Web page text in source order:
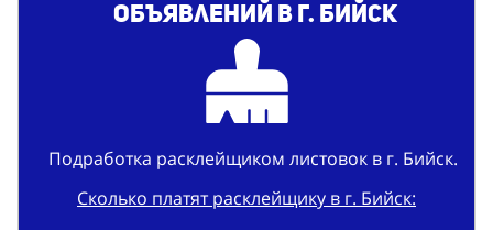
объявлений в г. Бийск
Подработка расклейщиком листовок в г. Бийск.
Сколько платят расклейщику в г. Бийск: